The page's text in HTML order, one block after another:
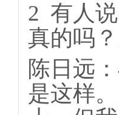
2 有人
真的吗
陈日远：
是这样